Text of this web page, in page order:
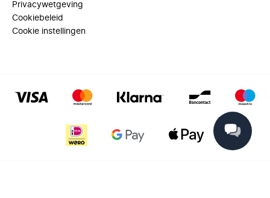
Privacywetgeving
Cookiebeleid
Cookie instellingen